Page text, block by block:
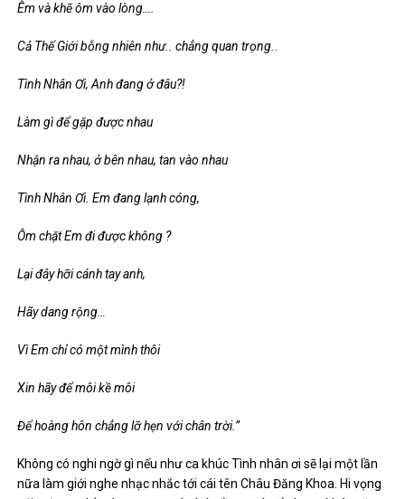
Êm và khẽ ôm vào lòng….
Cả Thế Giới bỗng nhiên như.. chẳng quan trọng..
Tình Nhân Ơi, Anh đang ở đâu?!
Làm gì để gặp được nhau
Nhận ra nhau, ở bên nhau, tan vào nhau
Tình Nhân Ơi. Em đang lạnh cóng,
Ôm chặt Em đi được không ?
Lại đây hỡi cánh tay anh,
Hãy dang rộng…
Vì Em chỉ có một mình thôi
Xin hãy để môi kề môi
Để hoàng hôn chẳng lỡ hẹn với chân trời.”
Không có nghi ngờ gì nếu như ca khúc Tình nhân ơi sẽ lại một lần
nữa làm giới nghe nhạc nhắc tới cái tên Châu Đăng Khoa. Hi vọng